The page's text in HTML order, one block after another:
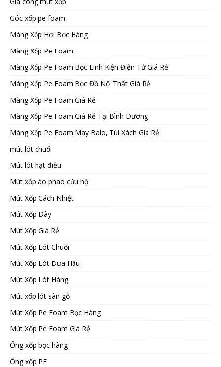
Gia công mút xốp
Góc xốp pe foam
Màng Xốp Hơi Bọc Hàng
Màng Xốp Pe Foam
Màng Xốp Pe Foam Bọc Linh Kiện Điện Tử Giá Rẻ
Màng Xốp Pe Foam Bọc Đồ Nội Thất Giá Rẻ
Màng Xốp Pe Foam Giá Rẻ
Màng Xốp Pe Foam Giá Rẻ Tại Bình Dương
Màng Xốp Pe Foam May Balo, Túi Xách Giá Rẻ
mút lót chuối
Mút lót hạt điều
Mút xốp áo phao cứu hộ
Mút Xốp Cách Nhiệt
Mút Xốp Dày
Mút Xốp Giá Rẻ
Mút Xốp Lót Chuối
Mút Xốp Lót Dưa Hấu
Mút Xốp Lót Hàng
Mút xốp lót sàn gỗ
Mút Xốp Pe Foam Bọc Hàng
Mút Xốp Pe Foam Giá Rẻ
Ống xốp bọc hàng
Ống xốp PE